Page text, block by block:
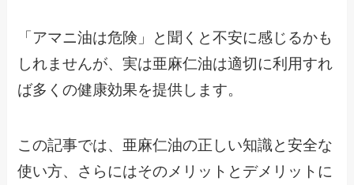
「アマニ油は危険」と聞くと不安に感じるかも
しれませんが、実は亜麻仁油は適切に利用すれ
ば多くの健康効果を提供します。
この記事では、亜麻仁油の正しい知識と安全な
使い方、さらにはそのメリットとデメリットに